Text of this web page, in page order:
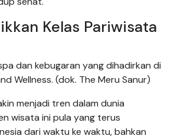
Kelas Pariwisata
dan kebugaran yang dihadirkan di
Wellness. (dok. The Meru Sanur)
menjadi tren dalam dunia
wisata ini pula yang terus
dari waktu ke waktu, bahkan